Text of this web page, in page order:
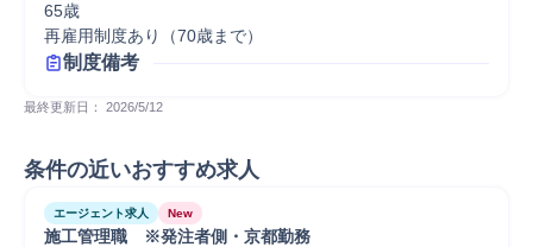
65歳
再雇用制度あり（70歳まで）
制度備考
最終更新日： 2026/5/12
条件の近いおすすめ求人
エージェント求人 New
施工管理職　※発注者側・京都勤務